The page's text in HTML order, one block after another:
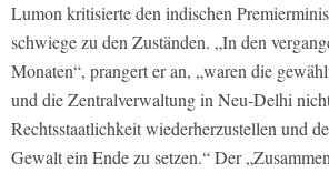
Lumon kritisierte den indischen
schwiege zu den Zuständen. „In den
Monaten“, prangert er an, „waren die
und die Zentralverwaltung in Neu-Delhi
Rechtsstaatlichkeit wiederherzustellen und
Gewalt ein Ende zu setzen.“ Der